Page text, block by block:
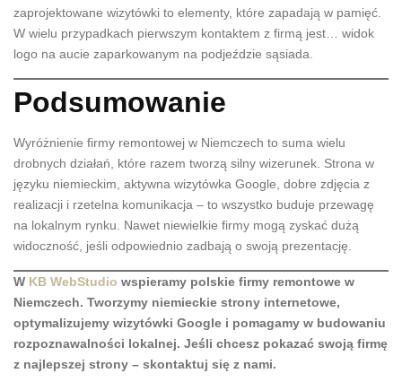
zaprojektowane wizytówki to elementy, które zapadają w pamięć.
W wielu przypadkach pierwszym kontaktem z firmą jest… widok
logo na aucie zaparkowanym na podjeździe sąsiada.
Podsumowanie
Wyróżnienie firmy remontowej w Niemczech to suma wielu
drobnych działań, które razem tworzą silny wizerunek. Strona w
języku niemieckim, aktywna wizytówka Google, dobre zdjęcia z
realizacji i rzetelna komunikacja – to wszystko buduje przewagę
na lokalnym rynku. Nawet niewielkie firmy mogą zyskać dużą
widoczność, jeśli odpowiednio zadbają o swoją prezentację.
W KB WebStudio wspieramy polskie firmy remontowe w
Niemczech. Tworzymy niemieckie strony internetowe,
optymalizujemy wizytówki Google i pomagamy w budowaniu
rozpoznawalności lokalnej. Jeśli chcesz pokazać swoją firmę
z najlepszej strony – skontaktuj się z nami.